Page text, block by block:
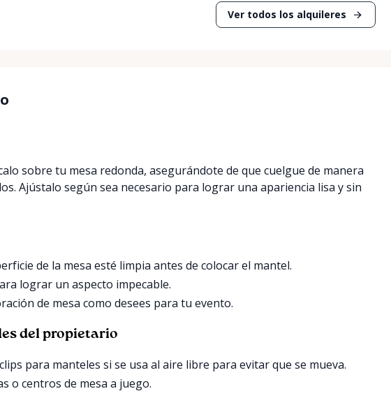
Ver todos los alquileres
sobre tu mesa redonda, asegurándote de que cuelgue de manera
Ajústalo según sea necesario para lograr una apariencia lisa y sin
de la mesa esté limpia antes de colocar el mantel.
lograr un aspecto impecable.
de mesa como desees para tu evento.
del propietario
para manteles si se usa al aire libre para evitar que se mueva.
o centros de mesa a juego.